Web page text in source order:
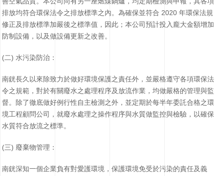
排放均符合環保法令之排放標準之內。為確保並符合 2020 年環保法規
修正及排放標準加嚴後之標準值，因此；本公司預計投入龐大金額增加
防制設備，以及做設備更新之改善。
(二) 水污染防治：
南銧長久以來除致力於做好環境保護之責任外，並嚴格遵守各項環保法
令之規範，對於有關廢水之處理程序及放流作業，均做嚴格的管理與監
督。除了徹底做好例行性自主檢測之外，並定期於每半年委託合格之環
境工程顧問公司，就廢水處理之操作程序與水質做監控與檢驗，以確保
水質符合放流之標準。
(三) 廢棄物管理：
南銧深知一個企業負有對愛護環境，保護環境免受於污染的責任及義